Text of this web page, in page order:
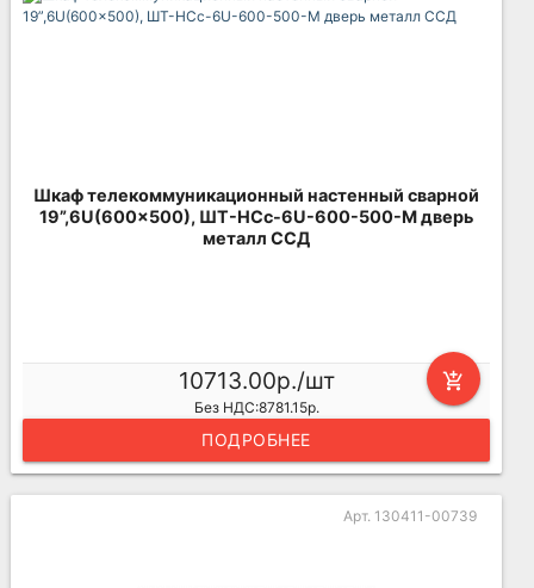
Шкаф телекоммуникационный настенный сварной
19”,6U(600x500), ШТ-НСс-6U-600-500-М дверь
металл ССД
add_shopping_cart
10713.00р./шт
Без НДС:8781.15р.
ПОДРОБНЕЕ
Арт. 130411-00739